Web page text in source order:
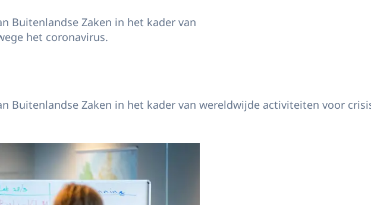
Buitenlandse Zaken in het kader van
het coronavirus.
Buitenlandse Zaken in het kader van wereldwijde activiteiten voor